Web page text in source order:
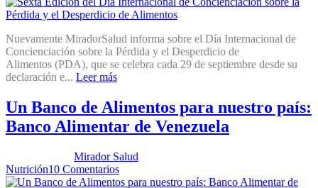
Nuevamente MiradorSalud informa sobre el Día Internacional de
Concienciación sobre la Pérdida y el Desperdicio de
Alimentos (PDA), que se celebra cada 29 de septiembre desde su
declaración e... Leer más
Un Banco de Alimentos para nuestro país:
Banco Alimentar de Venezuela
Mirador Salud
Nutrición10 Comentarios